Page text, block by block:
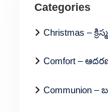
Categories
Christmas –
Comfort –
Communion